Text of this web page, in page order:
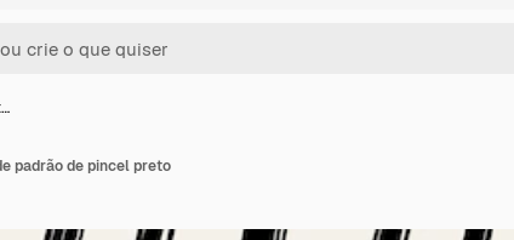
padrão de pincel preto